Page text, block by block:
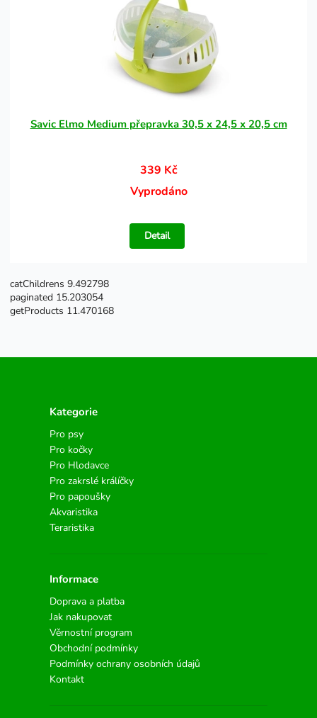
Savic Elmo Medium přepravka 30,5 x 24,5 x 20,5 cm
339 Kč
Vyprodáno
Detail
catChildrens 9.492798
paginated 15.203054
getProducts 11.470168
Kategorie
Pro psy
Pro kočky
Pro Hlodavce
Pro zakrslé králíčky
Pro papoušky
Akvaristika
Teraristika
Informace
Doprava a platba
Jak nakupovat
Věrnostní program
Obchodní podmínky
Podmínky ochrany osobních údajů
Kontakt